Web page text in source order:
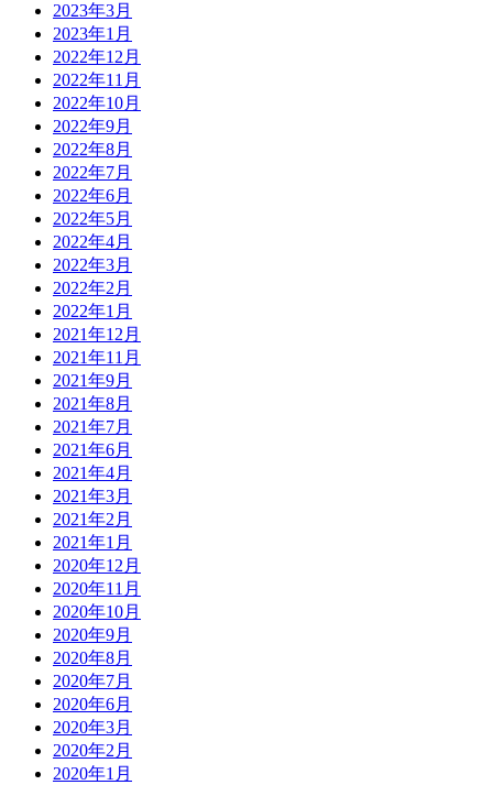
2023年3月
2023年1月
2022年12月
2022年11月
2022年10月
2022年9月
2022年8月
2022年7月
2022年6月
2022年5月
2022年4月
2022年3月
2022年2月
2022年1月
2021年12月
2021年11月
2021年9月
2021年8月
2021年7月
2021年6月
2021年4月
2021年3月
2021年2月
2021年1月
2020年12月
2020年11月
2020年10月
2020年9月
2020年8月
2020年7月
2020年6月
2020年3月
2020年2月
2020年1月